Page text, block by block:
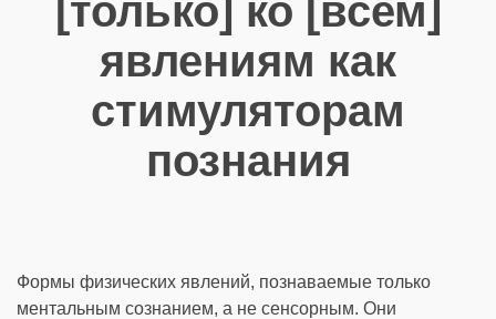
[только] ко [всем]
явлениям как
стимуляторам
познания
Формы физических явлений, познаваемые только
ментальным сознанием, а не сенсорным. Они